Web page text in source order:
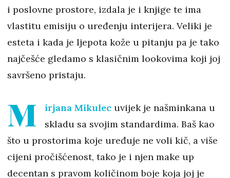
i poslovne prostore, izdala je i knjige te ima
vlastitu emisiju o uređenju interijera. Veliki je
esteta i kada je ljepota kože u pitanju pa je tako
najčešće gledamo s klasičnim lookovima koji joj
savršeno pristaju.
M irjana Mikulecuvijek je našminkana u
skladu sa svojim standardima. Baš kao
što u prostorima koje uređuje ne voli kič, a više
cijeni pročišćenost, tako je i njen make up
decentan s pravom količinom boje koja joj je